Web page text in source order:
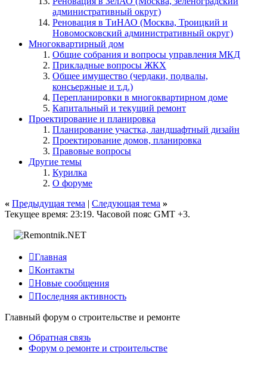
административный округ)
Реновация в ТиНАО (Москва, Троицкий и
Новомосковский административный округ)
Многоквартирный дом
Общие собрания и вопросы управления МКД
Прикладные вопросы ЖКХ
Общее имущество (чердаки, подвалы,
консьержные и т.д.)
Перепланировки в многоквартирном доме
Капитальный и текущий ремонт
Проектирование и планировка
Планирование участка, ландшафтный дизайн
Проектирование домов, планировка
Правовые вопросы
Другие темы
Курилка
О форуме
« Предыдущая тема | Следующая тема »
Текущее время: 23:19. Часовой пояс GMT +3.
Главная
Контакты
Новые сообщения
Последняя активность
Главный форум о строительстве и ремонте
Обратная связь
Форум о ремонте и строительстве